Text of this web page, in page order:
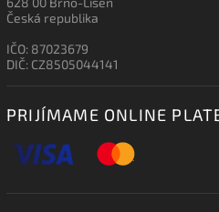
Česká republika
IČO: 87023679
DIČ: CZ8505044141
PRIJÍMAME ONLINE